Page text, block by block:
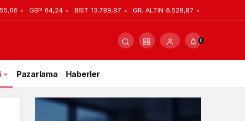
55,06 GBP 64,24 BIST 13.789,87 GR. ALTIN 6.528,87
0
Pazarlama Haberler